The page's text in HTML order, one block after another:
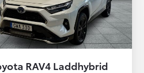
RAV4 Laddhybrid